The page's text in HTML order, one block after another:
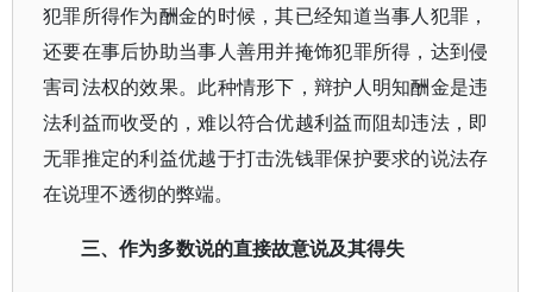
犯罪所得作为酬金的时候，其已经知道当事人犯罪，
还要在事后协助当事人善用并掩饰犯罪所得，达到侵
害司法权的效果。此种情形下，辩护人明知酬金是违
法利益而收受的，难以符合优越利益而阻却违法，即
无罪推定的利益优越于打击洗钱罪保护要求的说法存
在说理不透彻的弊端。
三、作为多数说的直接故意说及其得失